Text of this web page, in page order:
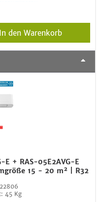
In den Warenkorb
E + RAS-05E2AVG-E
15 - 20 m² | R32
22806
45 Kg